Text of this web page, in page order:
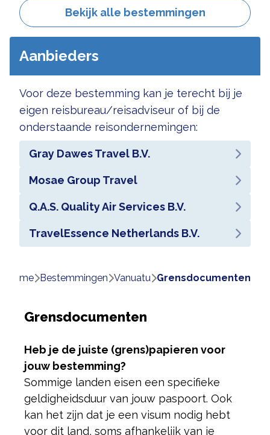
Bekijk alle bestemmingen
Aanbieders
Voor deze bestemming kan je terecht bij je
eigen reisbureau/reisadviseur of bij de
onderstaande reisondernemingen:
Gray Dawes Travel B.V.
Mosae Group Travel
Q.A.S. Quality Air Services B.V.
TravelEssence Netherlands B.V.
Home bestemmingen vanuatu grensdocumenten
Grensdocumenten
Heb je de juiste (grens)papieren voor
jouw bestemming?
Sommige landen eisen een specifieke
geldigheidsduur van jouw paspoort. Ook
kan het zijn dat je een visum nodig hebt
voor dit land, soms afhankelijk van je